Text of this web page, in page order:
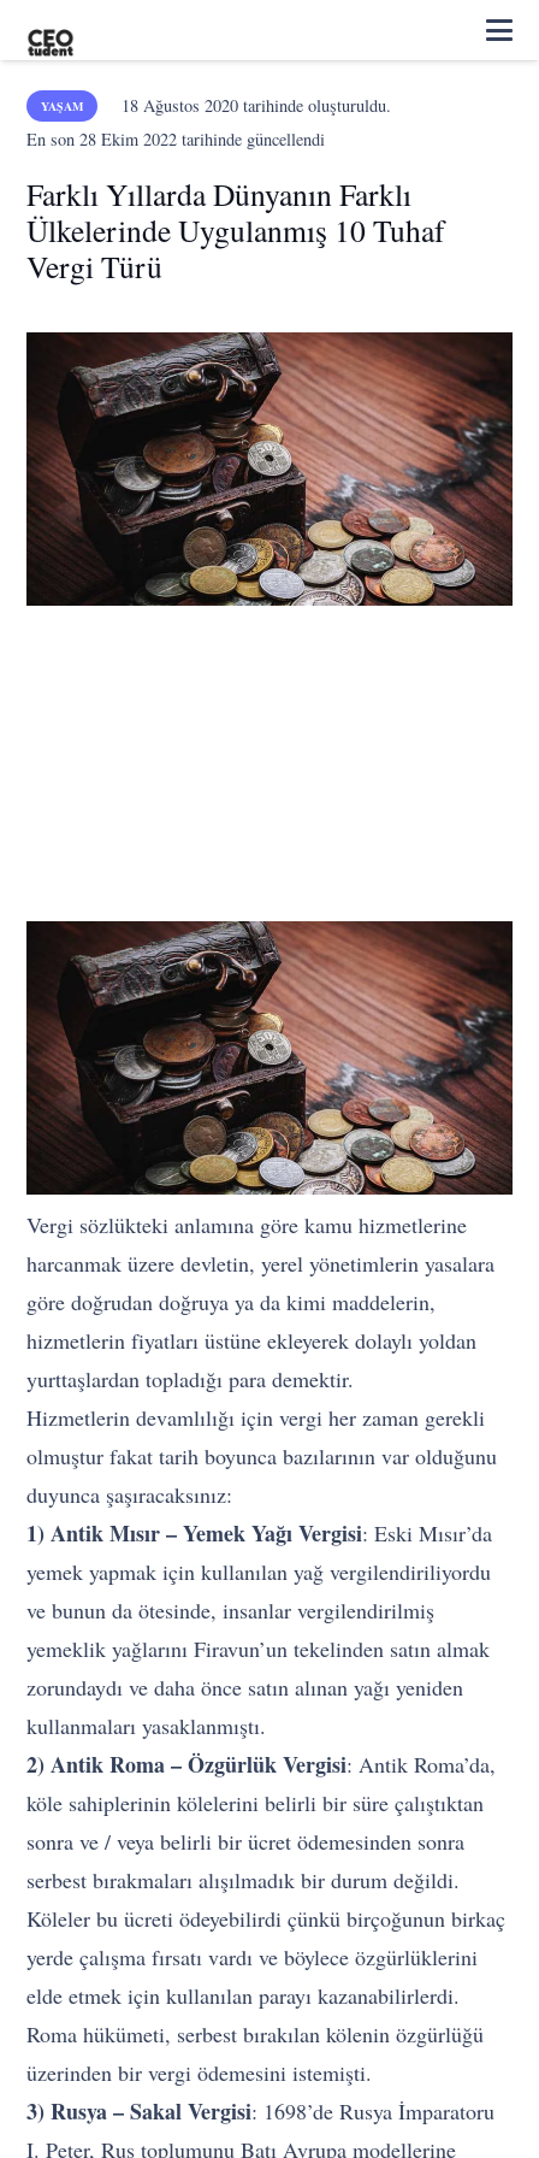
YAŞAM 18 Ağustos 2020tarihinde oluşturuldu.
En son28 Ekim 2022 tarihinde güncellendi
Farklı Yıllarda Dünyanın Farklı
Ülkelerinde Uygulanmış 10 Tuhaf
Vergi Türü
Vergi sözlükteki anlamına göre kamu hizmetlerine
harcanmak üzere devletin, yerel yönetimlerin yasalara
göre doğrudan doğruya ya da kimi maddelerin,
hizmetlerin fiyatları üstüne ekleyerek dolaylı yoldan
yurttaşlardan topladığı para demektir.
Hizmetlerin devamlılığı için vergi her zaman gerekli
olmuştur fakat tarih boyunca bazılarının var olduğunu
duyunca şaşıracaksınız:
1) Antik Mısır – Yemek Yağı Vergisi: Eski Mısır’da
yemek yapmak için kullanılan yağ vergilendiriliyordu
ve bunun da ötesinde, insanlar vergilendirilmiş
yemeklik yağlarını Firavun’un tekelinden satın almak
zorundaydı ve daha önce satın alınan yağı yeniden
kullanmaları yasaklanmıştı.
2) Antik Roma – Özgürlük Vergisi: Antik Roma’da,
köle sahiplerinin kölelerini belirli bir süre çalıştıktan
sonra ve / veya belirli bir ücret ödemesinden sonra
serbest bırakmaları alışılmadık bir durum değildi.
Köleler bu ücreti ödeyebilirdi çünkü birçoğunun birkaç
yerde çalışma fırsatı vardı ve böylece özgürlüklerini
elde etmek için kullanılan parayı kazanabilirlerdi.
Roma hükümeti, serbest bırakılan kölenin özgürlüğü
üzerinden bir vergi ödemesini istemişti.
3) Rusya – Sakal Vergisi: 1698’de Rusya İmparatoru
I. Peter, Rus toplumunu Batı Avrupa modellerine